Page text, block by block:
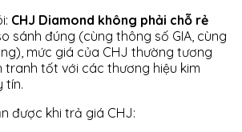
CHJ Diamond không phải chỗ rẻ
sánh đúng (cùng thông số GIA, cùng
mức giá của CHJ thường tương
tốt với các thương hiệu kim
tín.
được khi trả giá CHJ: